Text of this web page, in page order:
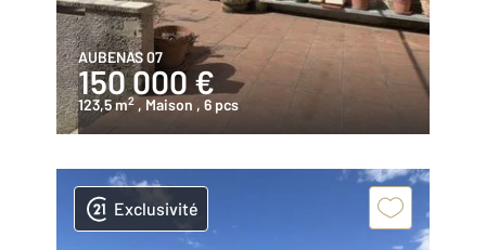
AUBENAS 07
150 000 €
123,5 m2 , Maison , 6 pcs
Exclusivité